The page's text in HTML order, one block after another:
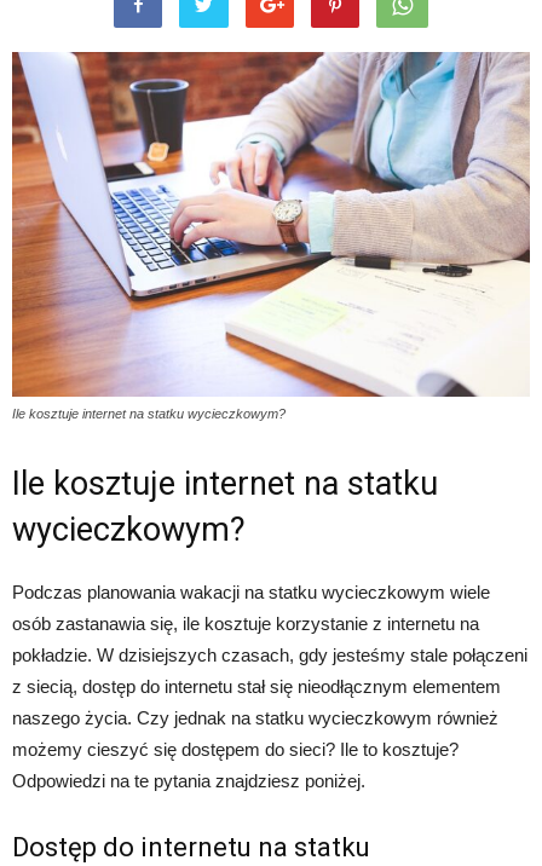
Ile kosztuje internet na statku wycieczkowym?
Ile kosztuje internet na statku
wycieczkowym?
Podczas planowania wakacji na statku wycieczkowym wiele
osób zastanawia się, ile kosztuje korzystanie z internetu na
pokładzie. W dzisiejszych czasach, gdy jesteśmy stale połączeni
z siecią, dostęp do internetu stał się nieodłącznym elementem
naszego życia. Czy jednak na statku wycieczkowym również
możemy cieszyć się dostępem do sieci? Ile to kosztuje?
Odpowiedzi na te pytania znajdziesz poniżej.
Dostęp do internetu na statku